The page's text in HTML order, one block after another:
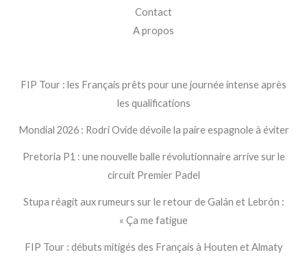
Contact
A propos
FIP Tour : les Français prêts pour une journée intense après
les qualifications
Mondial 2026 : Rodri Ovide dévoile la paire espagnole à éviter
Pretoria P1 : une nouvelle balle révolutionnaire arrive sur le
circuit Premier Padel
Stupa réagit aux rumeurs sur le retour de Galán et Lebrón :
« Ça me fatigue
FIP Tour : débuts mitigés des Français à Houten et Almaty